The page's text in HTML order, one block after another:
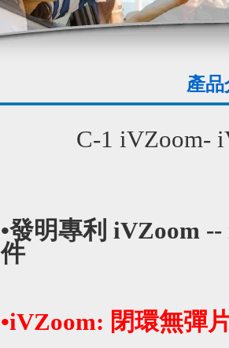
產
C-1 iVZoom-
•發明專利 iVZoom
件
•iVZoom: 閉環無彈